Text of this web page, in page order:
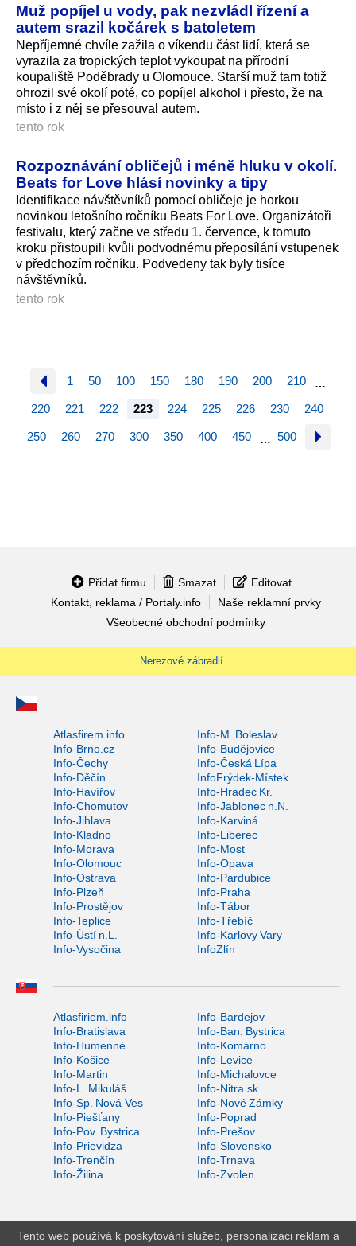
Muž popíjel u vody, pak nezvládl řízení a
autem srazil kočárek s batoletem
Nepříjemné chvíle zažila o víkendu část lidí, která se
vyrazila za tropických teplot vykoupat na přírodní
koupaliště Poděbrady u Olomouce. Starší muž tam totiž
ohrozil své okolí poté, co popíjel alkohol i přesto, že na
místo i z něj se přesouval autem.
tento rok
Rozpoznávání obličejů i méně hluku v okolí.
Beats for Love hlásí novinky a tipy
Identifikace návštěvníků pomocí obličeje je horkou
novinkou letošního ročníku Beats For Love. Organizátoři
festivalu, který začne ve středu 1. července, k tomuto
kroku přistoupili kvůli podvodnému přeposílání vstupenek
v předchozím ročníku. Podvedeny tak byly tisíce
návštěvníků.
tento rok
1 50 100 150 180 190 200 210 …
220 221 222 223 224 225 226 230 240
250 260 270 300 350 400 450 … 500
Přidat firmu Smazat
Editovat
Kontakt, reklama / Portaly.info
Naše reklamní prvky
Všeobecné obchodní podmínky
Nerezové zábradlí
Atlasfirem.info
Info-M. Boleslav
Info-Brno.cz
Info-Budějovice
Info-Čechy
Info-Česká Lípa
Info-Děčín
InfoFrýdek-Místek
Info-Havířov
Info-Hradec Kr.
Info-Chomutov
Info-Jablonec n.N.
Info-Jihlava
Info-Karviná
Info-Kladno
Info-Liberec
Info-Morava
Info-Most
Info-Olomouc
Info-Opava
Info-Ostrava
Info-Pardubice
Info-Plzeň
Info-Praha
Info-Prostějov
Info-Tábor
Info-Teplice
Info-Třebíč
Info-Ústí n.L.
Info-Karlovy Vary
Info-Vysočina
InfoZlín
Atlasfiriem.info
Info-Bardejov
Info-Bratislava
Info-Ban. Bystrica
Info-Humenné
Info-Komárno
Info-Košice
Info-Levice
Info-Martin
Info-Michalovce
Info-L. Mikuláš
Info-Nitra.sk
Info-Sp. Nová Ves
Info-Nové Zámky
Info-Piešťany
Info-Poprad
Info-Pov. Bystrica
Info-Prešov
Info-Prievidza
Info-Slovensko
Info-Trenčín
Info-Trnava
Info-Žilina
Info-Zvolen
Tento web používá k poskytování služeb, personalizaci reklam a